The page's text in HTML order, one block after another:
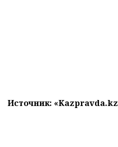
Источник: «Kazpravda.kz